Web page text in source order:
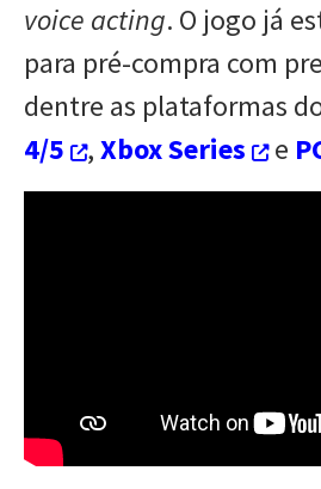
voice acting. O jogo já
para pré-compra com
dentre as plataformas
4/5
,Xbox Series e